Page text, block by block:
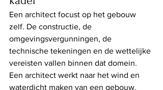
Een architect focust op het gebouw
zelf. De constructie, de
omgevingsvergunningen, de
technische tekeningen en de wettelijke
vereisten vallen binnen dat domein.
Een architect werkt naar het wind en
waterdicht maken van een gebouw.